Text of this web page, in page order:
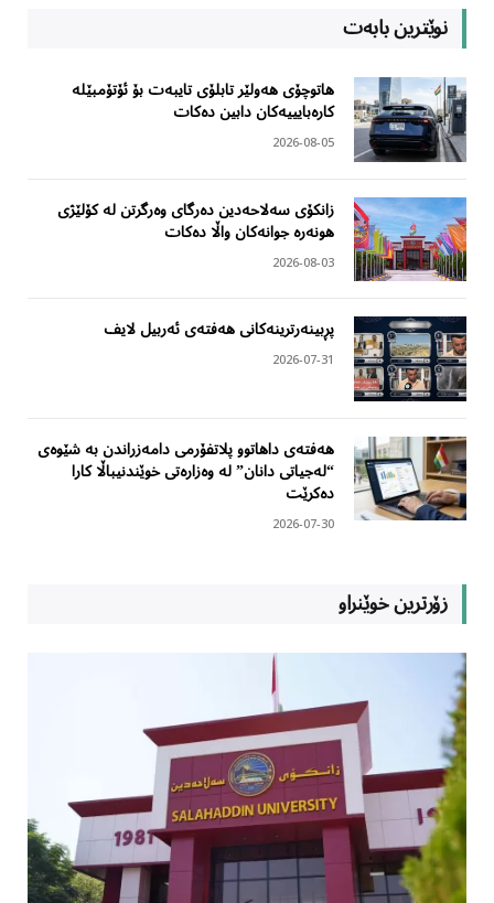
نوێترین بابەت
هاتوچۆی هەولێر تابلۆی تایبەت بۆ ئۆتۆمبێلە
کارەبایییەکان دابین دەکات
2026-08-05
زانکۆی سەلاحەدین دەرگای وەرگرتن لە کۆلێژی
هونەرە جوانەکان واڵا دەکات
2026-08-03
پڕبینەرترینەکانی هەفتەی ئەربیل لایف
2026-07-31
هەفتەی داهاتوو پلاتفۆرمی دامەزراندن بە شێوەی
“لەجیاتی دانان” لە وەزارەتی خوێندنیباڵا کارا
دەکرێت
2026-07-30
زۆرترین خوێنراو